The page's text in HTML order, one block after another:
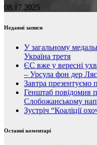
08.17.2025
Недавні записи
У загальному
Україна третя
ЄС вже у вересні
– Урсула фон дер
Завтра презентуємо
Генштаб повідомив
Слобожанському
Зустріч “Коаліції
Останні коментарі